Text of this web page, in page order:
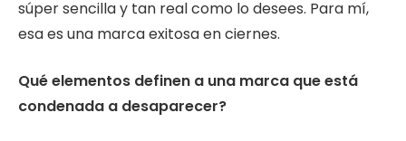
súper sencilla y tan real como lo desees. Para mí,
esa es una marca exitosa en ciernes.
Qué elementos definen a una marca que está
condenada a desaparecer?